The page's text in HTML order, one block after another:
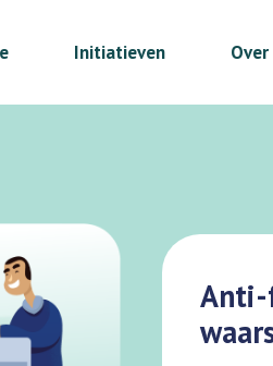
Initiatieven
Anti-